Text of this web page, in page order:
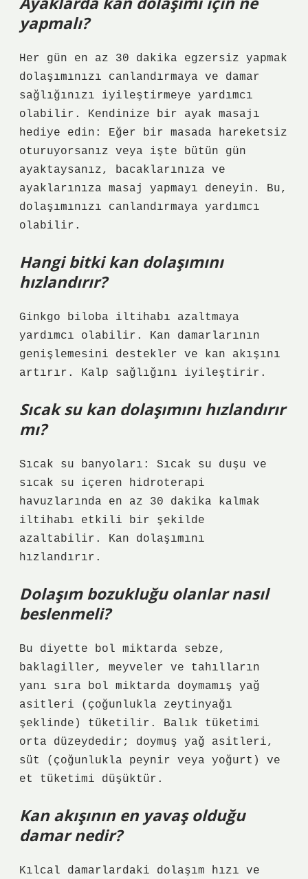
yapmalı?
Her gün en az 30 dakika egzersiz yapmak
dolaşımınızı canlandırmaya ve damar
sağlığınızı iyileştirmeye yardımcı
olabilir. Kendinize bir ayak masajı
hediye edin: Eğer bir masada hareketsiz
oturuyorsanız veya işte bütün gün
ayaktaysanız, bacaklarınıza ve
ayaklarınıza masaj yapmayı deneyin. Bu,
dolaşımınızı canlandırmaya yardımcı
olabilir.
Hangi bitki kan dolaşımını
hızlandırır?
Ginkgo biloba iltihabı azaltmaya
yardımcı olabilir. Kan damarlarının
genişlemesini destekler ve kan akışını
artırır. Kalp sağlığını iyileştirir.
Sıcak su kan dolaşımını hızlandırır
mı?
Sıcak su banyoları: Sıcak su duşu ve
sıcak su içeren hidroterapi
havuzlarında en az 30 dakika kalmak
iltihabı etkili bir şekilde
azaltabilir. Kan dolaşımını
hızlandırır.
Dolaşım bozukluğu olanlar nasıl
beslenmeli?
Bu diyette bol miktarda sebze,
baklagiller, meyveler ve tahılların
yanı sıra bol miktarda doymamış yağ
asitleri (çoğunlukla zeytinyağı
şeklinde) tüketilir. Balık tüketimi
orta düzeydedir; doymuş yağ asitleri,
süt (çoğunlukla peynir veya yoğurt) ve
et tüketimi düşüktür.
Kan akışının en yavaş olduğu
damar nedir?
Kılcal damarlardaki dolaşım hızı ve